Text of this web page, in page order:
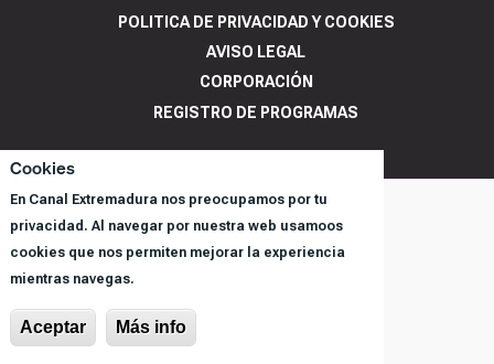
Cookies
En Canal Extremadura nos preocupamos por tu
privacidad. Al navegar por nuestra web usamoos
cookies que nos permiten mejorar la experiencia
mientras navegas.
Aceptar Más info
POLITICA DE PRIVACIDAD Y COOKIES
AVISO LEGAL
CORPORACIÓN
REGISTRO DE PROGRAMAS